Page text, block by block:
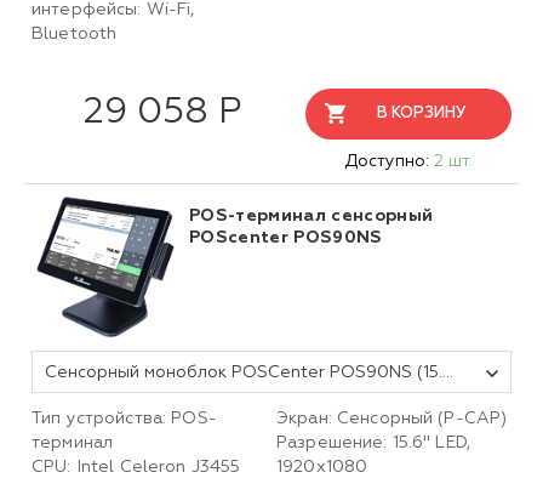
интерфейсы: Wi-Fi,
Bluetooth
29 058 Р В КОРЗИНУ
Доступно: 2 шт.
POS-терминал сенсорный
POScenter POS90NS
Сенсорный моноблок POSCenter POS90NS (15.6", PCAP, J3455, RAM 4Gb, SSD MSATA 128Gb, без MSR) без ОС
Тип устройства: POS-
терминал
CPU: Intel Celeron J3455
Экран: Сенсорный (P-CAP)
Разрешение: 15.6" LED,
1920х1080